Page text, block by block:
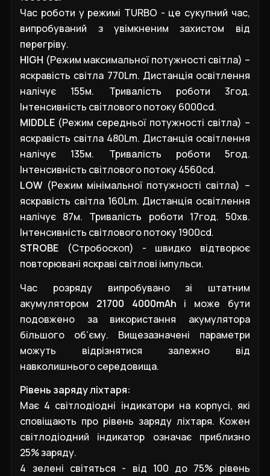
Час роботи у режимі TURBO - це сукупний час,
випробуваний з увімкненим захистом від
перегріву.
HIGH (Режим максимальної потужності світла) –
яскравість світла 770Lm. Дистанція освітлення
налічує 155м. Тривалість роботи 3год.
Інтенсивність світлового потоку 6000cd.
MIDDLE (Режим середньої потужності світла) –
яскравість світла 480Lm. Дистанція освітлення
налічує 135м. Тривалість роботи 5год.
Інтенсивність світлового потоку 4560cd.
LOW(Режим мінімальної потужності світла) –
яскравість світла 160Lm. Дистанція освітлення
налічує 87м. Тривалість роботи 17год. 50хв.
Інтенсивність світлового потоку 1900cd.
STROBE (Стробоскоп) - швидко відтворює
повторювані яскраві світлові імпульси.
Час розряду випробувано зі штатним
акумулятором 21700 4000mAh і може бути
подовжено за використання акумулятора
більшого об’єму. Вищезазначені параметри
можуть відрізнятися залежно від
навколишнього середовища.
Рівень заряду ліхтаря:
Має 4 світлодіодні індикатори на корпусі, які
сповіщають про рівень заряду ліхтаря. Кожен
світлодіодний індикатор означає приблизно
25% заряду.
4 зелені світяться - від 100 до 75% рівень